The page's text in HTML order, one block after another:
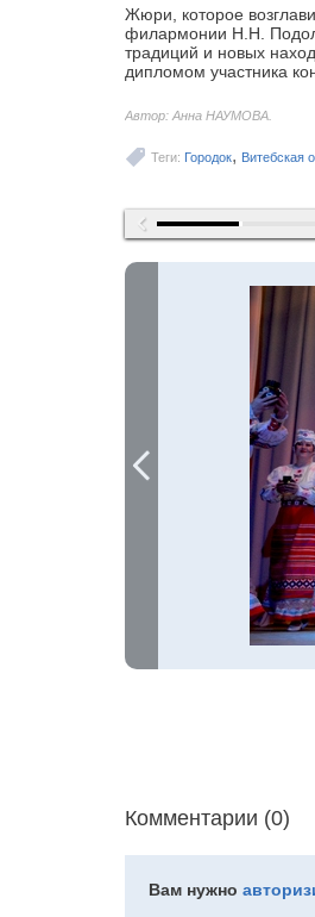
Жюри, которое
филармонии Н.Н.
традиций и новых
дипломом участника
Автор: Анна НАУМОВА.
Теги: Городок, Витебская
Комментарии (0)
Вам нужно